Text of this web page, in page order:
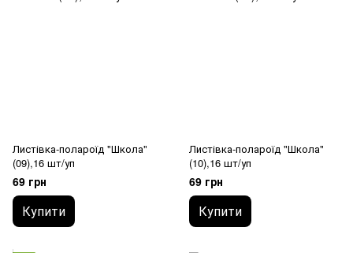
Листівка-полароїд "Школа"
(09),16 шт/уп
69 грн
Купити
Листівка-полароїд "Школа"
(10),16 шт/уп
69 грн
Купити